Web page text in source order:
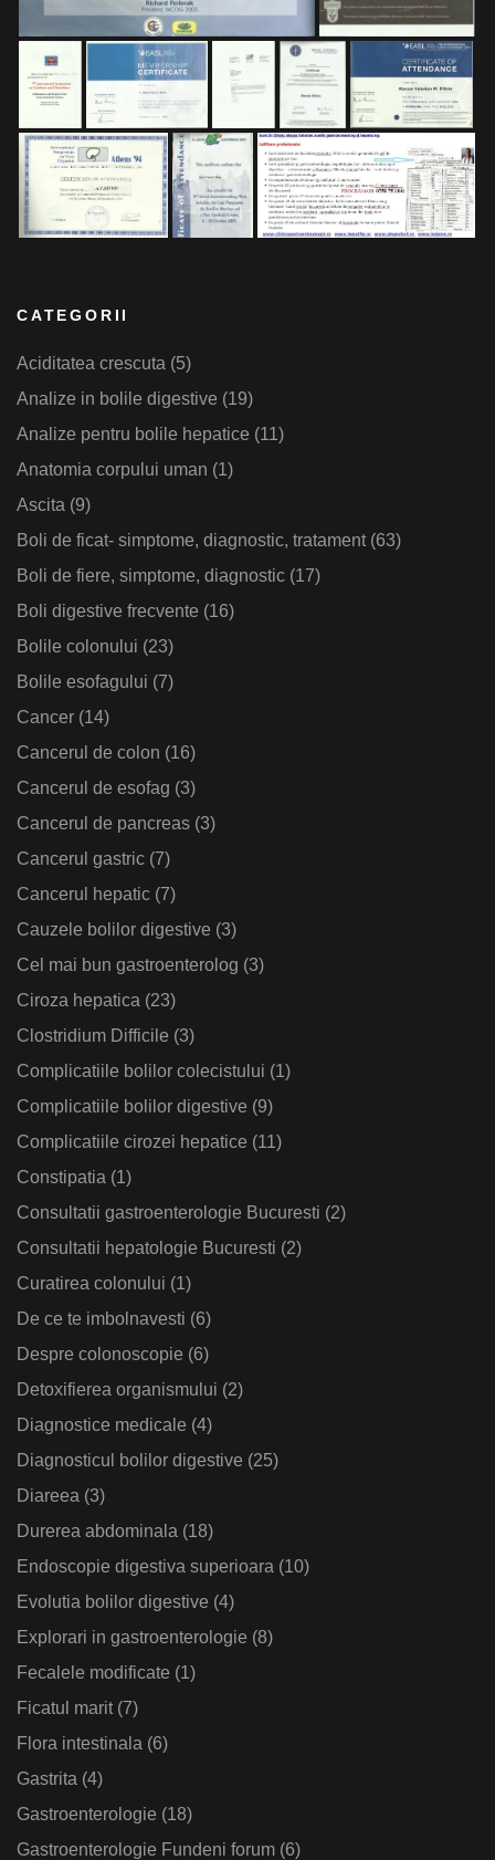
CATEGORII
Aciditatea crescuta (5)
Analize in bolile digestive (19)
Analize pentru bolile hepatice (11)
Anatomia corpului uman (1)
Ascita (9)
Boli de ficat- simptome, diagnostic, tratament(63)
Boli de fiere, simptome, diagnostic (17)
Boli digestive frecvente (16)
Bolile colonului (23)
Bolile esofagului (7)
Cancer (14)
Cancerul de colon (16)
Cancerul de esofag (3)
Cancerul de pancreas (3)
Cancerul gastric (7)
Cancerul hepatic (7)
Cauzele bolilor digestive (3)
Cel mai bun gastroenterolog (3)
Ciroza hepatica (23)
Clostridium Difficile (3)
Complicatiile bolilor colecistului (1)
Complicatiile bolilor digestive (9)
Complicatiile cirozei hepatice (11)
Constipatia (1)
Consultatii gastroenterologie Bucuresti (2)
Consultatii hepatologie Bucuresti (2)
Curatirea colonului (1)
De ce te imbolnavesti (6)
Despre colonoscopie (6)
Detoxifierea organismului (2)
Diagnostice medicale (4)
Diagnosticul bolilor digestive (25)
Diareea (3)
Durerea abdominala (18)
Endoscopie digestiva superioara (10)
Evolutia bolilor digestive (4)
Explorari in gastroenterologie (8)
Fecalele modificate (1)
Ficatul marit(7)
Flora intestinala (6)
Gastrita (4)
Gastroenterologie (18)
Gastroenterologie Fundeni forum (6)